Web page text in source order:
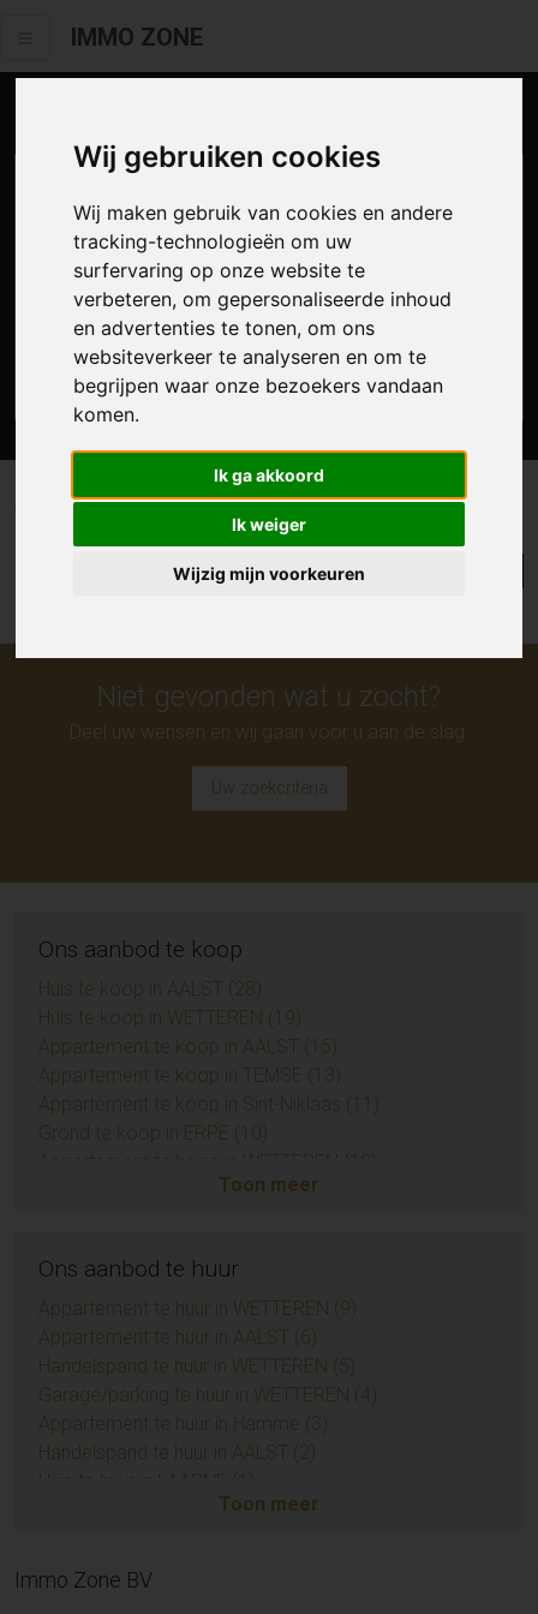
Wij gebruiken cookies
Wij maken gebruik van cookies en andere
tracking-technologieën om uw
surfervaring op onze website te
verbeteren, om gepersonaliseerde inhoud
en advertenties te tonen, om ons
websiteverkeer te analyseren en om te
begrijpen waar onze bezoekers vandaan
komen.
Ik ga akkoord
Ik weiger
Wijzig mijn voorkeuren
IMMO ZONE
Zoek
0 resultaten waarvan 0 in Wetteren
Lijst
Niet gevonden wat u zocht?
Deel uw wensen en wij gaan voor u aan de slag.
Uw zoekcriteria
Ons aanbod te koop
Huis te koop in AALST (28)
Huis te koop in WETTEREN (19)
Appartement te koop in AALST (15)
Appartement te koop in TEMSE (13)
Appartement te koop in Sint-Niklaas (11)
Grond te koop in ERPE (10)
Appartement te koop in WETTEREN (10)
Appartement te koop in ZUIDKOTE (9)
Opbrengsteigendom te koop in AALST (6)
Huis te koop in Sint-Niklaas (6)
Appartement te koop in AMBLETEUSE (4)
Grond te koop in BIEVRE (4)
Appartement te koop in LIEDEKERKE (3)
Huis te koop in Zottegem (3)
Appartement te koop in LEDE (3)
Huis te koop in Temse (3)
Huis te koop in EREMBODEGEM (3)
Grond te koop in DENDERLEEUW (3)
Toon meer
Ons aanbod te huur
Appartement te huur in WETTEREN (9)
Appartement te huur in AALST (6)
Handelspand te huur in WETTEREN (5)
Garage/parking te huur in WETTEREN (4)
Appartement te huur in Hamme (3)
Handelspand te huur in AALST (2)
Huis te huur in LAARNE (1)
Handelspand te huur in HEUSDEN (1)
Appartement te huur in GIJZEGEM (1)
Toon meer
Immo Zone BV